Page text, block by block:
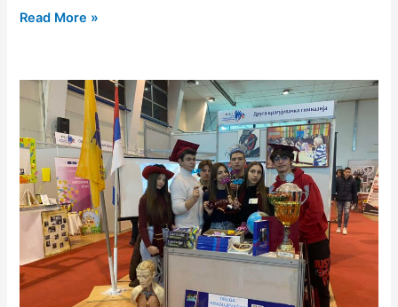
Read More »
Сајам
образовања
и
запошљавања